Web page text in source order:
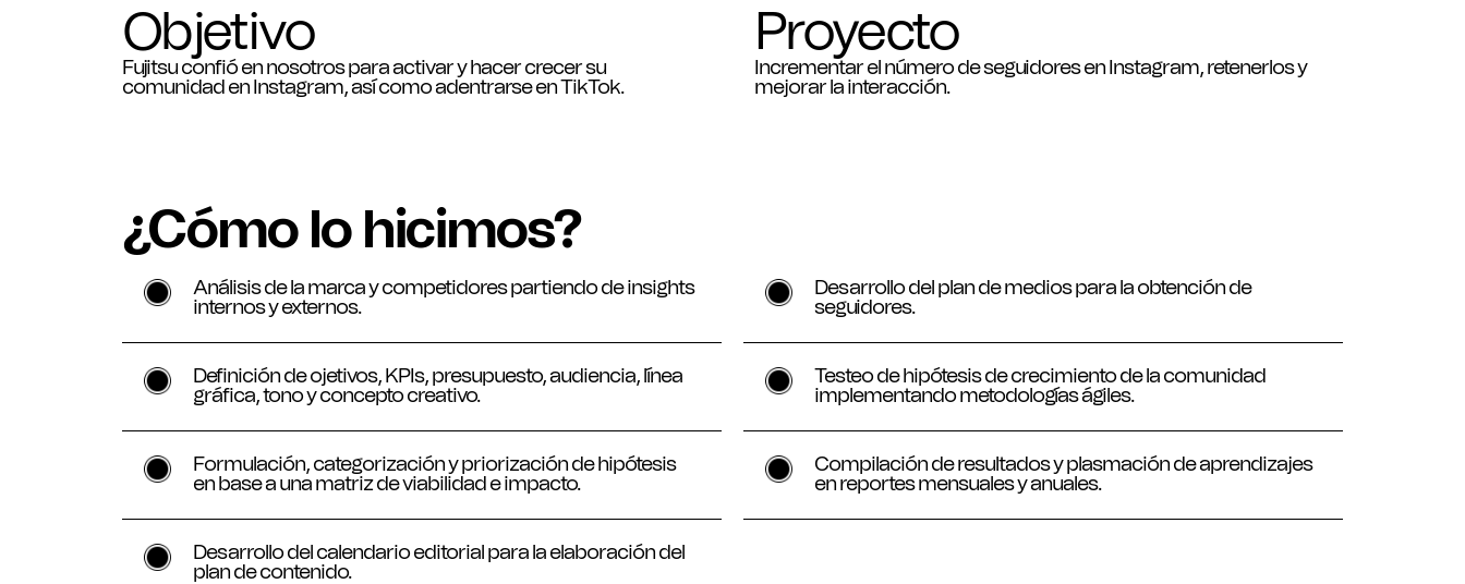
Objetivo
Fujitsu confió en nosotros para activar y hacer crecer su
comunidad en Instagram, así como adentrarse en TikTok.
Proyecto
Incrementar el número de seguidores en Instagram, retenerlos y
mejorar la interacción.
¿Cómo lo hicimos?
Análisis de la marca y competidores partiendo de insights
internos y externos.
Definición de ojetivos, KPIs, presupuesto, audiencia, línea
gráfica, tono y concepto creativo.
Formulación, categorización y priorización de hipótesis
en base a una matriz de viabilidad e impacto.
Desarrollo del calendario editorial para la elaboración del
plan de contenido.
Desarrollo del plan de medios para la obtención de
seguidores.
Testeo de hipótesis de crecimiento de la comunidad
implementando metodologías ágiles.
Compilación de resultados y plasmación de aprendizajes
en reportes mensuales y anuales.